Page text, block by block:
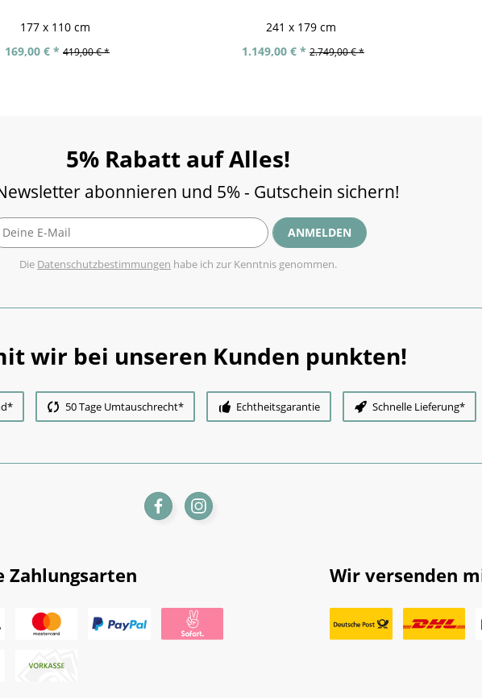
177 x 110 cm
169,00 € * 419,00 € *
241 x 179 cm
1.149,00 € * 2.749,00 € *
5% Rabatt auf Alles!
abonnieren und 5% - Gutschein sichern!
ANMELDEN
Die Datenschutzbestimmungen habe ich zur Kenntnis genommen.
wir bei unseren Kunden punkten!
50 Tage Umtauschrecht* Echtheitsgarantie Schnelle Lieferung*
Zahlungsarten Wir versenden